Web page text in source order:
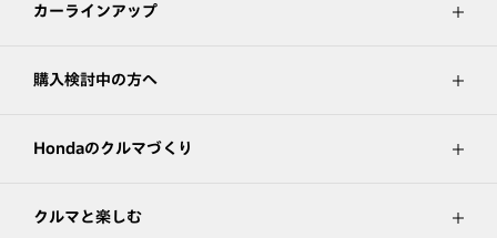
カーラインアップ
購入検討中の方へ
Hondaのクルマづくり
クルマと楽しむ